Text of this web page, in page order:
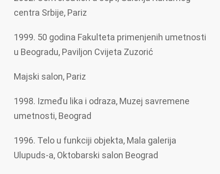
centra Srbije, Pariz
1999. 50 godina Fakulteta primenjenih umetnosti
u Beogradu, Paviljon Cvijeta Zuzorić
Majski salon, Pariz
1998. Između lika i odraza, Muzej savremene
umetnosti, Beograd
1996. Telo u funkciji objekta, Mala galerija
Ulupuds-a, Oktobarski salon Beograd